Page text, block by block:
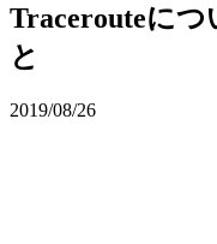
Tracerouteに
と
2019/08/26